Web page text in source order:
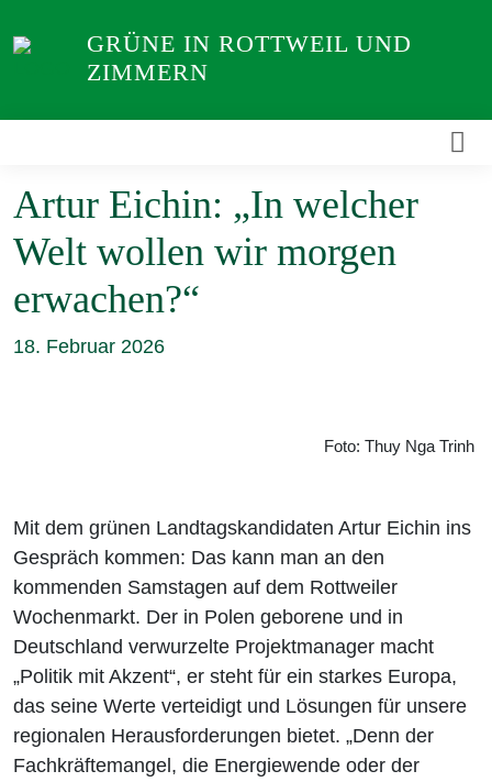
zum
GRÜNE IN ROTTWEIL UND
ZIMMERN
Artur Eichin: „In welcher
Welt wollen wir morgen
erwachen?“
18. Februar 2026
Foto: Thuy Nga Trinh
Mit dem grünen Landtagskandidaten Artur Eichin ins
Gespräch kommen: Das kann man an den
kommenden Samstagen auf dem Rottweiler
Wochenmarkt. Der in Polen geborene und in
Deutschland verwurzelte Projektmanager macht
„Politik mit Akzent“, er steht für ein starkes Europa,
das seine Werte verteidigt und Lösungen für unsere
regionalen Herausforderungen bietet. „Denn der
Fachkräftemangel, die Energiewende oder der